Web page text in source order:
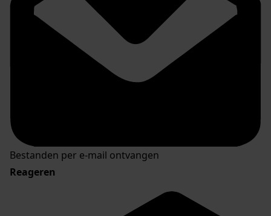
Bestanden per e-mail ontvangen
Reageren